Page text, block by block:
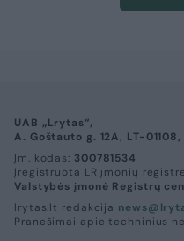
UAB „Lrytas“,
A. Goštauto g. 12A, LT-
Įm. kodas: 300781534
Įregistruota LR įmonių
Valstybės įmonė Registrų
lrytas.lt redakcija
Pranešimai apie techninius